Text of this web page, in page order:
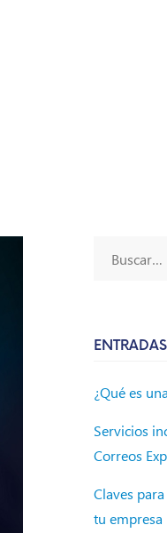
¿Qué es
Servicios
Correos
Claves
tu empresa